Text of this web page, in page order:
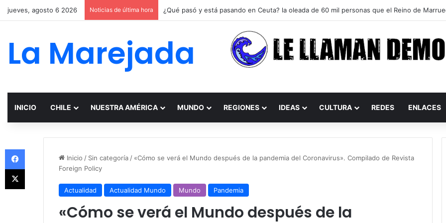
jueves, agosto 6 2026 Noticias de última hora
La Marejada
INICIO CHILE NUESTRA AMÉRICA MUNDO REGIONES IDEAS CULTURA REDES ENLACES
Inicio / Sin categoría / «Cómo se verá el Mundo después de la pandemia del Coronavirus». Compilado de Revista
Foreign Policy
Actualidad Actualidad Mundo Mundo Pandemia
«Cómo se verá el Mundo después de la
Facebook
X